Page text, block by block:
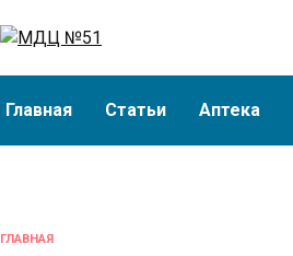
Главная Статьи Аптека
ГЛАВНАЯ